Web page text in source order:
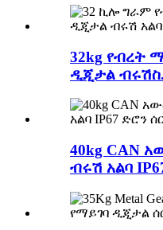
32kg የብረት
ዲጂታል
40kg CAN
ብሩሽ አልባ